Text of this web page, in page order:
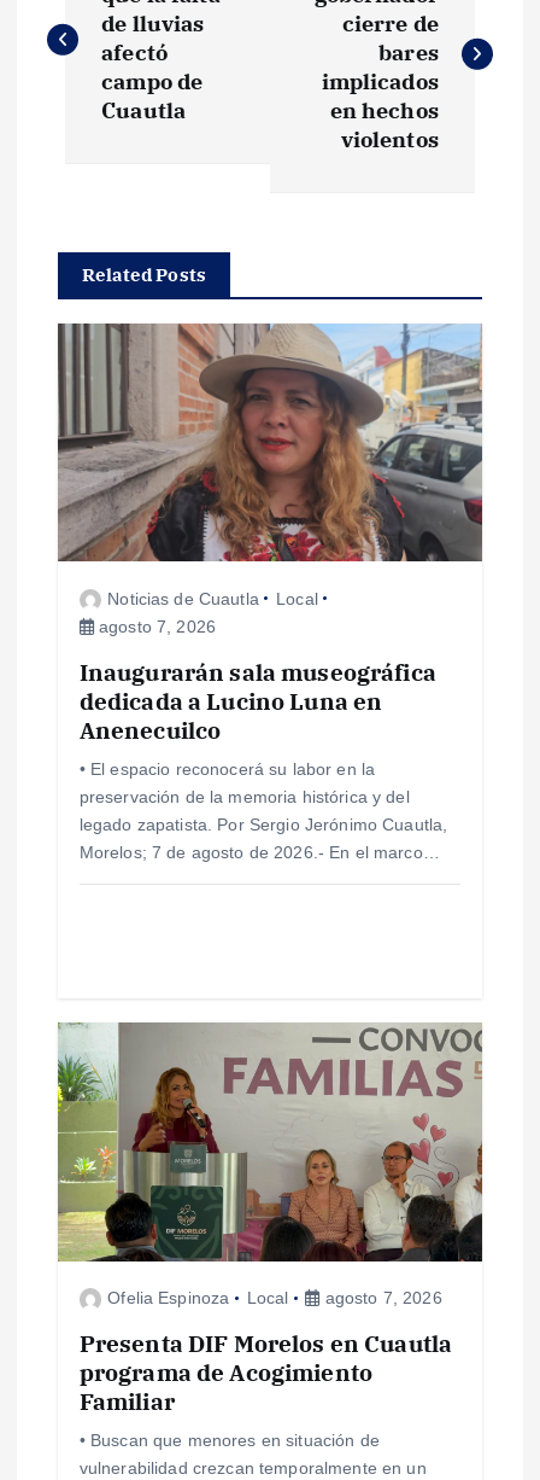
v
a
c
ó
n
d
a
s
de lluvias
afectó
campo de
Cuautla
cierre de
bares
implicados
en hechos
violentos
Related Posts
Noticias de Cuautla
Local
agosto 7, 2026
Inaugurarán sala museográfica
dedicada a Lucino Luna en
Anenecuilco
• El espacio reconocerá su labor en la
preservación de la memoria histórica y del
legado zapatista. Por Sergio Jerónimo Cuautla,
Morelos; 7 de agosto de 2026.- En el marco…
Ofelia Espinoza Local agosto 7, 2026
Presenta DIF Morelos en Cuautla
programa de Acogimiento
Familiar
• Buscan que menores en situación de
vulnerabilidad crezcan temporalmente en un